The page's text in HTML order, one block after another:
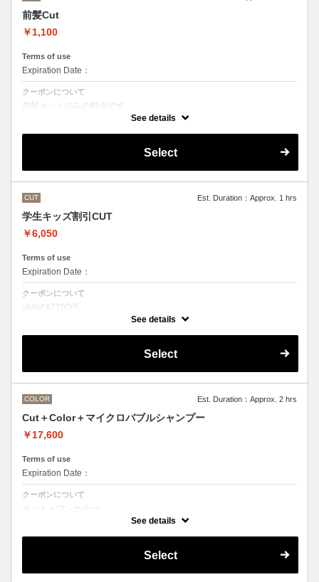
前髪Cut
￥1,100
Terms of use
Expiration Date：
クーポンについて
前髪カットのみの料金です。
●その他のメニューとご一緒に選択された場合
See details
Select
CUT Est. Duration：Approx. 1 hrs
学生キッズ割引CUT
￥6,050
Terms of use
Expiration Date：
クーポンについて
stylist ¥7700円
See details
Select
COLOR Est. Duration：Approx. 2 hrs
Cut＋Color＋マイクロバブルシャンプー
￥17,600
Terms of use
Expiration Date：
クーポンについて
カット＋ワンカラー
魔法のバブルmarbbを使ったmarbbシャンプー
●髪の長さにより別途ロング料金を頂戴いたします。
●ポイントカラーなどのデザインカラーをご希望の場合、最終受付時間
See details
Select